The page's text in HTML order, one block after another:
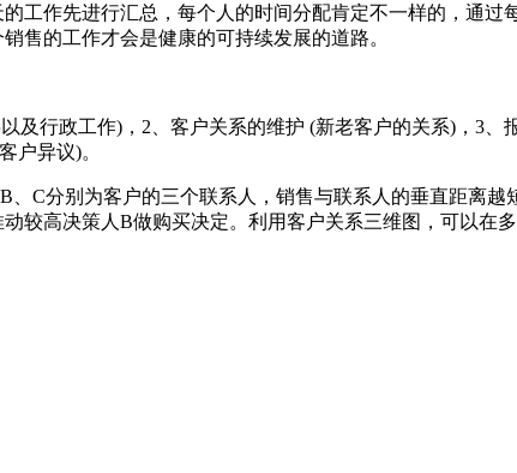
作先进行汇总，每个人的时间分配肯定不一样的，通过
售的工作才会是健康的可持续发展的道路。
行政工作)，2、客户关系的维护 (新老客户的关系)，3、
户异议)。
分别为客户的三个联系人，销售与联系人的垂直距离越
较高决策人B做购买决定。利用客户关系三维图，可以在